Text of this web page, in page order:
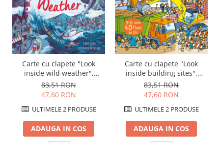
Carte cu clapete "Look
inside wild weather",
Usborne
83,51 RON
47,60 RON
ULTIMELE 2 PRODUSE
ADAUGA IN COS
Carte cu clapete "Look
inside building sites",
Usborne
83,51 RON
47,60 RON
ULTIMELE 2 PRODUSE
ADAUGA IN COS